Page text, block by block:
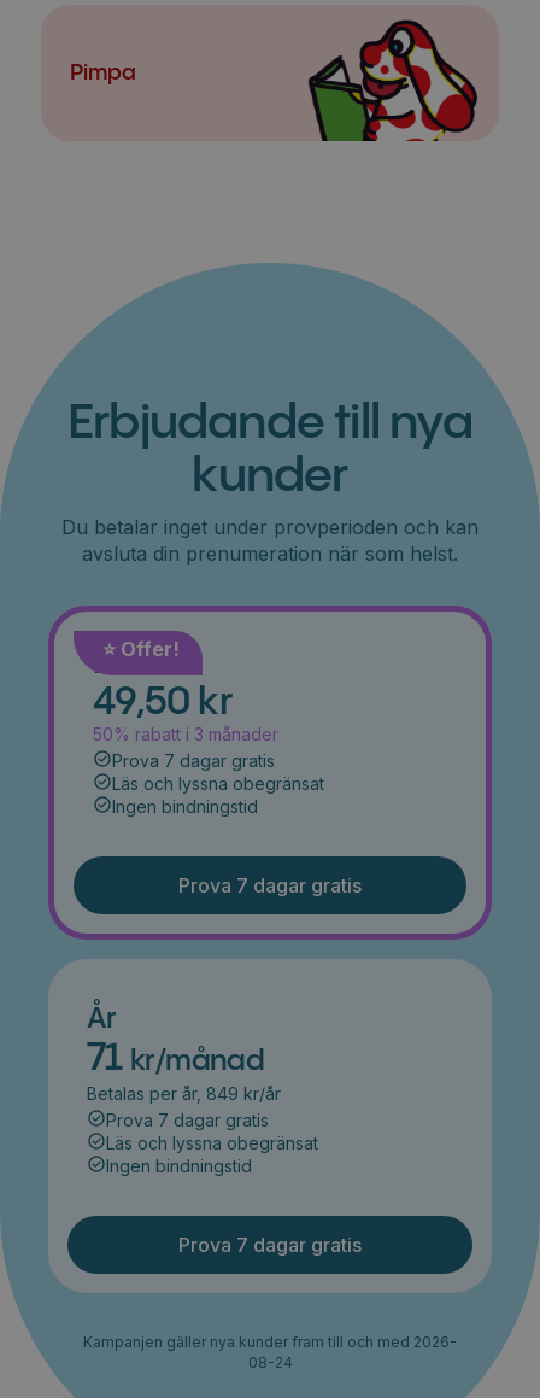
Pimpa
Erbjudande till nya
kunder
Du betalar inget under provperioden och kan
avsluta din prenumeration när som helst.
⭐️ Offer!
Månad
49,50 kr
50% rabatt i 3 månader
Prova 7 dagar gratis
Läs och lyssna obegränsat
Ingen bindningstid
Prova 7 dagar gratis
År
71 kr/månad
Betalas per år, 849 kr/år
Prova 7 dagar gratis
Läs och lyssna obegränsat
Ingen bindningstid
Prova 7 dagar gratis
Kampanjen gäller nya kunder fram till och med 2026-
08-24